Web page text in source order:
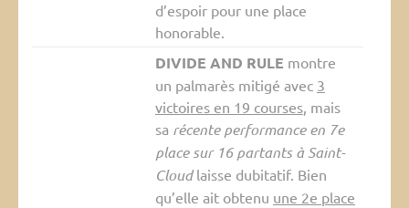
d’espoir pour une place
honorable.
DIVIDE AND RULE montre
un palmarès mitigé avec 3
victoires en 19 courses, mais
sa récente performance en 7e
place sur 16 partants à Saint-
Cloudlaisse dubitatif. Bien
qu’elle ait obtenu une 2e place